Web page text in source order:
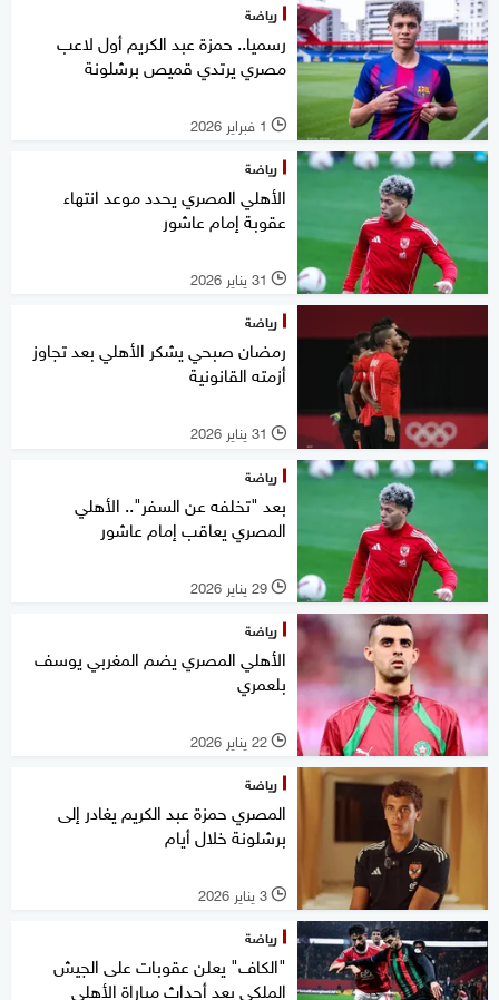
رياضة
رسميا.. حمزة عبد الكريم أول لاعب
مصري يرتدي قميص برشلونة
l 1 فبراير 2026
رياضة
الأهلي المصري يحدد موعد انتهاء
عقوبة إمام عاشور
l 31 يناير 2026
رياضة
رمضان صبحي يشكر الأهلي بعد تجاوز
أزمته القانونية
l 31 يناير 2026
رياضة
بعد "تخلفه عن السفر".. الأهلي
المصري يعاقب إمام عاشور
l 29 يناير 2026
رياضة
الأهلي المصري يضم المغربي يوسف
بلعمري
l 22 يناير 2026
رياضة
المصري حمزة عبد الكريم يغادر إلى
برشلونة خلال أيام
l 3 يناير 2026
رياضة
"الكاف" يعلن عقوبات على الجيش
الملكي بعد أحداث مباراة الأهلي